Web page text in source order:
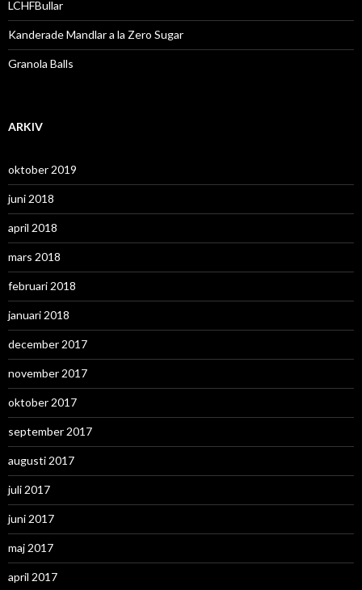
LCHFBullar
Kanderade Mandlar a la Zero Sugar
Granola Balls
ARKIV
oktober 2019
juni 2018
april 2018
mars 2018
februari 2018
januari 2018
december 2017
november 2017
oktober 2017
september 2017
augusti 2017
juli 2017
juni 2017
maj 2017
april 2017